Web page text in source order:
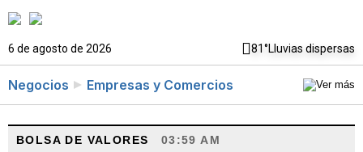
6 de agosto de 2026 81°Lluvias dispersas
Negocios Empresas y Comercios
BOLSA DE VALORES 03:59 AM